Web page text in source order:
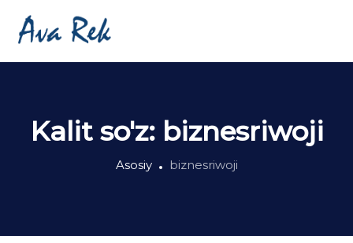
Kalit so'z: biznesriwoji
Asosiy biznesriwoji